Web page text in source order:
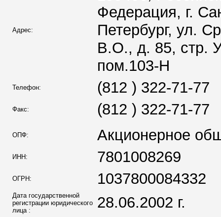
Адрес:
Федерация, г.
Петербург, ул.
В.О., д. 85, стр.
пом.103-Н
Телефон: (812 ) 322-71-77
Факс: (812 ) 322-71-77
ОПФ: Акционерное
ИНН: 7801008269
ОГРН: 1037800084332
Дата государственной
регистрации юридического
лица :
28.06.2002 г.